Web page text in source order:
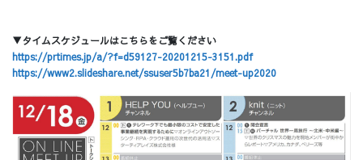
▼タイムスケジュールはこちらをご覧ください
https://prtimes.jp/a/?f=d59127-20201215-3151.pdf
https://www2.slideshare.net/ssuser5b7ba21/meet-up2020